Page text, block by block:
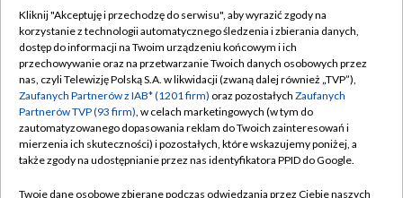
TVP
Abonament TVP
Emisja w TVP
Centrum informacji TVP
Naziemna Telewizja Cyfrowa
Regulamin TVP
Polityka prywatności
Moje zgody
Pomoc
Kliknij "Akceptuję i przechodzę do serwisu", aby wyrazić zgody na
korzystanie z technologii automatycznego śledzenia i zbierania danych,
dostęp do informacji na Twoim urządzeniu końcowym i ich
przechowywanie oraz na przetwarzanie Twoich danych osobowych przez
nas, czyli Telewizję Polską S.A. w likwidacji (zwaną dalej również „TVP”),
Zaufanych Partnerów z IAB* (1201 firm) oraz pozostałych Zaufanych
Partnerów TVP (93 firm), w celach marketingowych (w tym do
zautomatyzowanego dopasowania reklam do Twoich zainteresowań i
mierzenia ich skuteczności) i pozostałych, które wskazujemy poniżej, a
także zgody na udostępnianie przez nas identyfikatora PPID do Google.
Twoje dane osobowe zbierane podczas odwiedzania przez Ciebie naszych